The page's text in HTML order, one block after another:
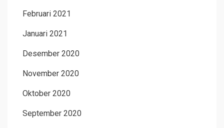
Februari 2021
Januari 2021
Desember 2020
November 2020
Oktober 2020
September 2020